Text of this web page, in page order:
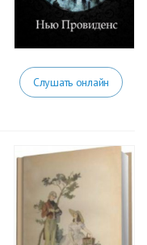
Слушать онлайн